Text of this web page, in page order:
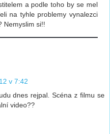
a podle toho by se mel
na tyhle problemy vynalezci
Nemyslim si!!
v 7:42
dnes rejpal. Scéna z filmu se
video??